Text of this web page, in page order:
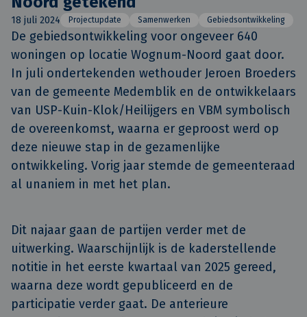
18 juli 2024 Projectupdate Samenwerken Gebiedsontwikkeling
De gebiedsontwikkeling voor ongeveer 640
woningen op locatie Wognum-Noord gaat door.
In juli ondertekenden wethouder Jeroen Broeders
van de gemeente Medemblik en de ontwikkelaars
van USP-Kuin-Klok/Heilijgers en VBM symbolisch
de overeenkomst, waarna er geproost werd op
deze nieuwe stap in de gezamenlijke
ontwikkeling. Vorig jaar stemde de gemeenteraad
al unaniem in met het plan.
Dit najaar gaan de partijen verder met de
uitwerking. Waarschijnlijk is de kaderstellende
notitie in het eerste kwartaal van 2025 gereed,
waarna deze wordt gepubliceerd en de
participatie verder gaat. De anterieure